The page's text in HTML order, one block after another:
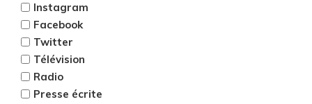
Instagram
Facebook
Twitter
Télévision
Radio
Presse écrite